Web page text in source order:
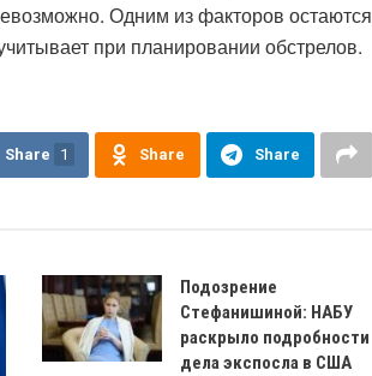
Одним из факторов остаются
при планировании обстрелов.
Share 1 Share Share
Подозрение
Стефанишиной: НАБУ
раскрыло подробности
дела экспосла в США